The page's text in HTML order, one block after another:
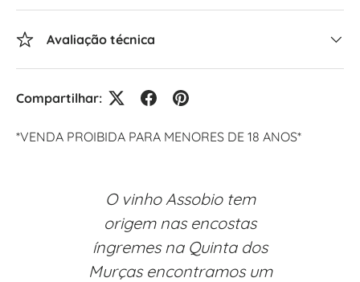
Avaliação técnica
Compartilhar:
*VENDA PROIBIDA PARA MENORES DE 18 ANOS*
O vinho Assobio tem
origem nas encostas
íngremes na Quinta dos
Murças encontramos um